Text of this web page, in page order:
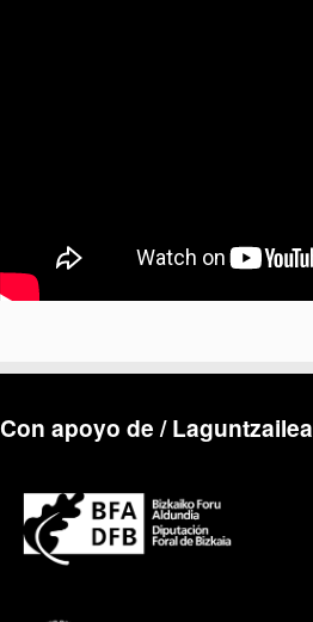
Con apoyo de / Laguntzailea